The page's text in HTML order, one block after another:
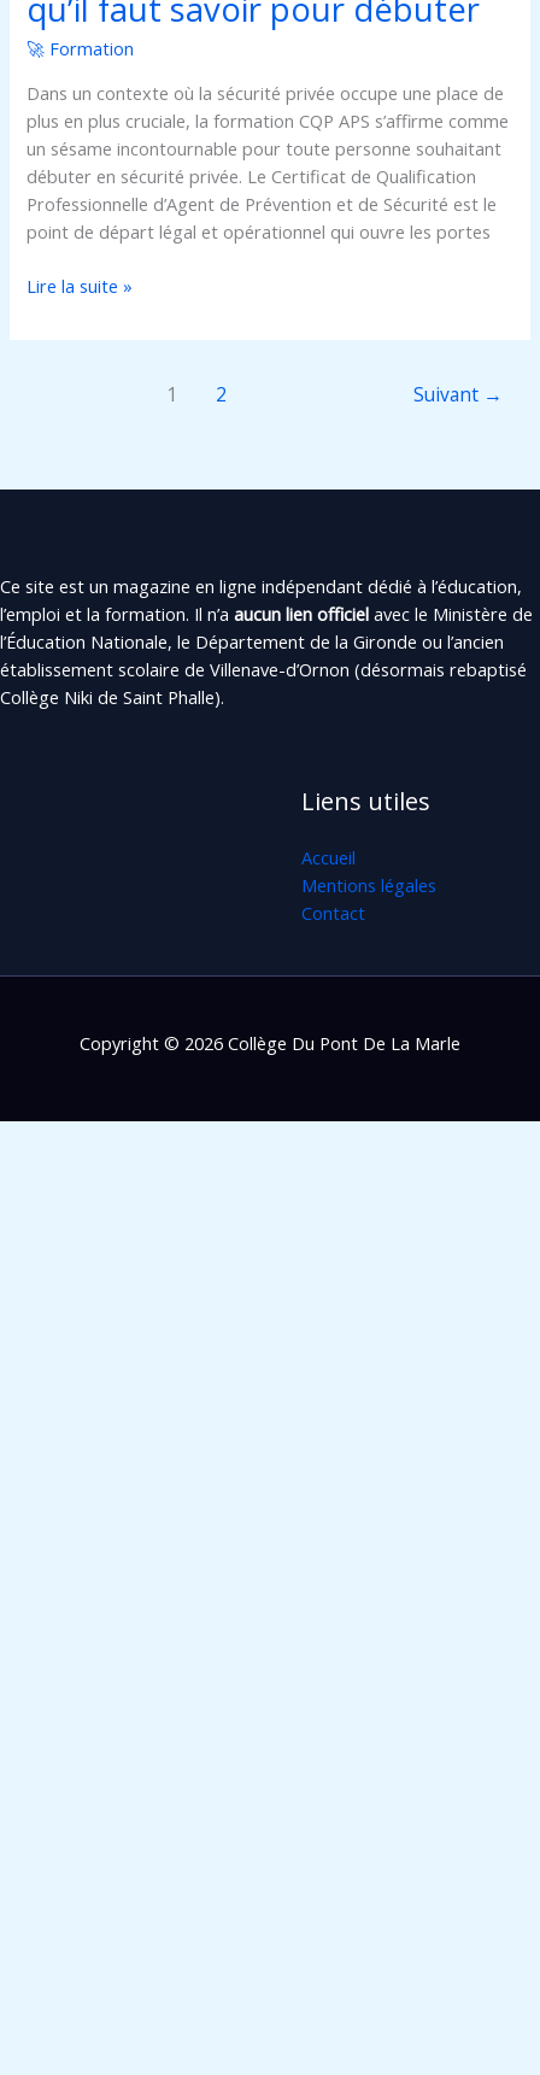
🚀 Formation
Dans un contexte où la sécurité privée occupe une place de
plus en plus cruciale, la formation CQP APS s’affirme comme
un sésame incontournable pour toute personne souhaitant
débuter en sécurité privée. Le Certificat de Qualification
Professionnelle d’Agent de Prévention et de Sécurité est le
point de départ légal et opérationnel qui ouvre les portes
débuter
Lire la suite »
1 2 Suivant →
Ce site est un magazine en ligne indépendant dédié à l’éducation,
l’emploi et la formation. Il n’a aucun lien officiel avec le Ministère de
l’Éducation Nationale, le Département de la Gironde ou l’ancien
établissement scolaire de Villenave-d’Ornon (désormais rebaptisé
Collège Niki de Saint Phalle).
Liens utiles
Accueil
Mentions légales
Contact
Copyright © 2026 Collège Du Pont De La Marle